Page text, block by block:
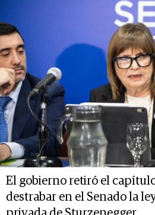
El gobierno retiró el
destrabar en el Senado la